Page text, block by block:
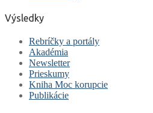
Výsledky
Rebríčky a portály
Akadémia
Newsletter
Prieskumy
Kniha Moc korupcie
Publikácie